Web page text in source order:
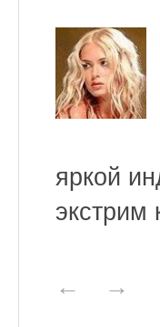
яркой
экстрим
← →